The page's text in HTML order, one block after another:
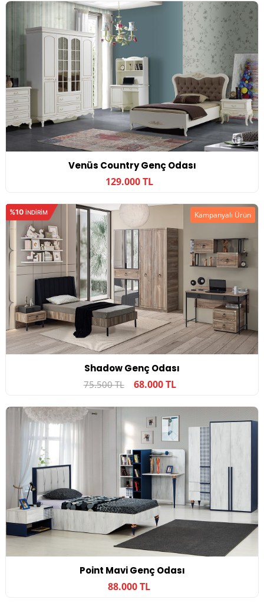
Venüs Country Genç Odası
129.000 TL
%10 INDIRIM
Shadow Genç Odası
75.500 TL 68.000 TL
Kampanyalı Ürün
Point Mavi Genç Odası
88.000 TL